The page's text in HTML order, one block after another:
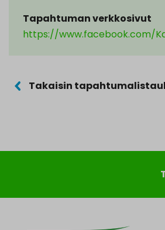
Tapahtuman verkkosivut
https://www.facebook.com/
Takaisin